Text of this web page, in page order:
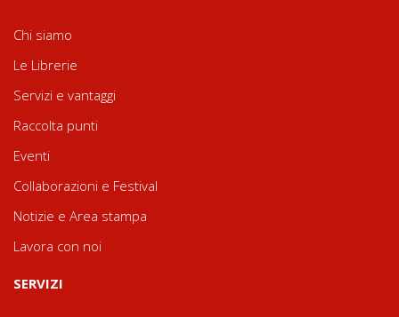
Chi siamo
Le Librerie
Servizi e vantaggi
Raccolta punti
Eventi
Collaborazioni e Festival
Notizie e Area stampa
Lavora con noi
SERVIZI